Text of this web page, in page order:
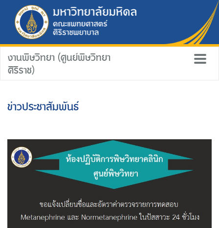
งานพิษวิทยา (ศูนย์พิษวิทยา
ศิริราช)
ข่าวประชาสัมพันธ์